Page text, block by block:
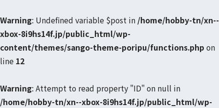
Warning: Undefined variable $post in /home/hobby-tn/xn--
xbox-8i9hs14f.jp/public_html/wp-
content/themes/sango-theme-poripu/functions.php on
line 12
Warning: Attempt to read property "ID" on null in
/home/hobby-tn/xn--xbox-8i9hs14f.jp/public_html/wp-